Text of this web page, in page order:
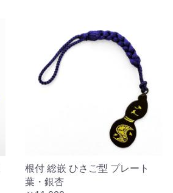
根付 総嵌 ひさご型 プレート
葉・銀杏